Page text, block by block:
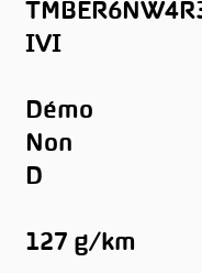
IVI
Démo
Non
D
127 g/km